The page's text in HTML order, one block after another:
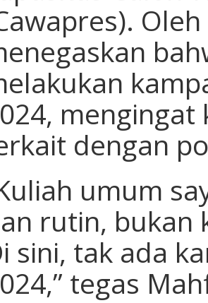
dengan
umum
rutin, bukan
sini, tak ada
tegas